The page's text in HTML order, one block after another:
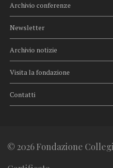
Archivio conferenze
Newsletter
Archivio notizie
Visita la fondazione
Contatti
© 2026 Fondazione